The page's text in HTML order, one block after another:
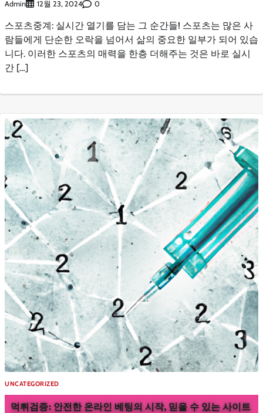
Admin 12월 23, 2024 0
스포츠중계: 실시간 열기를 담는 그 순간들! 스포츠는 많은 사
람들에게 단순한 오락을 넘어서 삶의 중요한 일부가 되어 있습
니다. 이러한 스포츠의 매력을 한층 더해주는 것은 바로 실시
간 […]
UNCATEGORIZED
먹튀검증: 안전한 온라인 베팅의 시작, 믿을 수 있는 사이트